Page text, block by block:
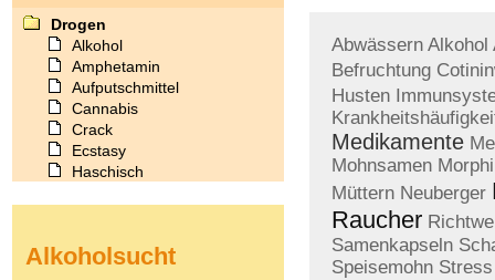
Abwässern Alkohol
Befruchtung
Husten
Medikamente
Mohnsamen
Müttern Neuberger
Raucher
Samenkapseln
Speisemohn Stress
Drogen
Alkohol
Amphetamin
Aufputschmittel
Cannabis
Crack
Ecstasy
Haschisch
Kokain
Alkoholsucht